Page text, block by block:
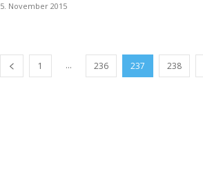
5. November 2015
1 ... 236 237 238